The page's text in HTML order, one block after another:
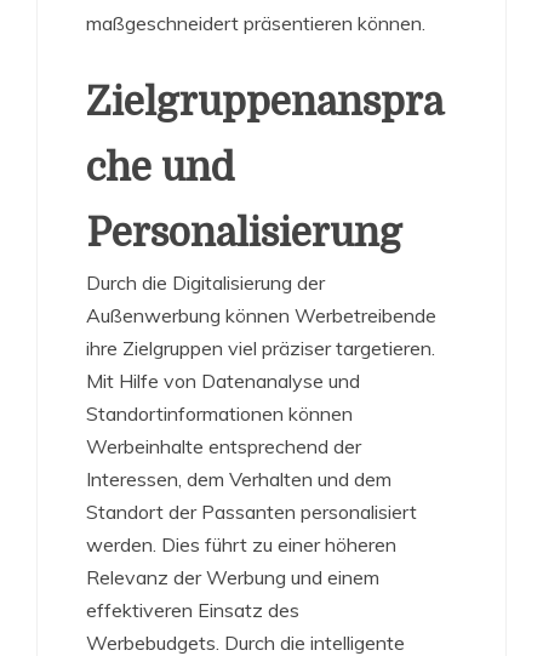
maßgeschneidert präsentieren können.
Zielgruppenanspra
che und
Personalisierung
Durch die Digitalisierung der
Außenwerbung können Werbetreibende
ihre Zielgruppen viel präziser targetieren.
Mit Hilfe von Datenanalyse und
Standortinformationen können
Werbeinhalte entsprechend der
Interessen, dem Verhalten und dem
Standort der Passanten personalisiert
werden. Dies führt zu einer höheren
Relevanz der Werbung und einem
effektiveren Einsatz des
Werbebudgets. Durch die intelligente